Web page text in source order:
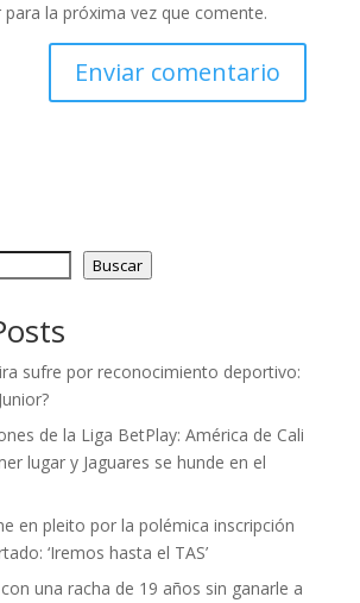
la próxima vez que comente.
Buscar
sufre por reconocimiento deportivo:
de la Liga BetPlay: América de Cali
lugar y Jaguares se hunde en el
en pleito por la polémica inscripción
‘Iremos hasta el TAS’
una racha de 19 años sin ganarle a